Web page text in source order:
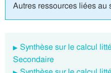
Autres ressources liées au
Synthèse sur le calcul
Secondaire